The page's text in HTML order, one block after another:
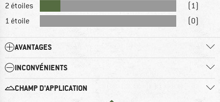
2 étoiles
(1)
1 étoile
(0)
AVANTAGES
INCONVÉNIENTS
CHAMP D'APPLICATION